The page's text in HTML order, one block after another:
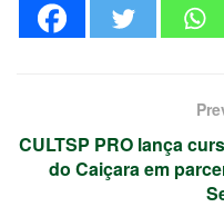
CULTSP PRO lança
do Caiçara em